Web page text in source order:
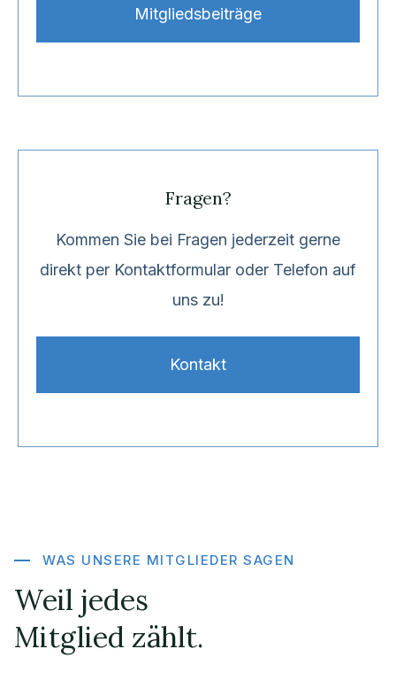
Mitgliedsbeiträge
Fragen?
Kommen Sie bei Fragen jederzeit gerne
direkt per Kontaktformular oder Telefon auf
uns zu!
Kontakt
WAS UNSERE MITGLIEDER SAGEN
Weil jedes
Mitglied zählt.